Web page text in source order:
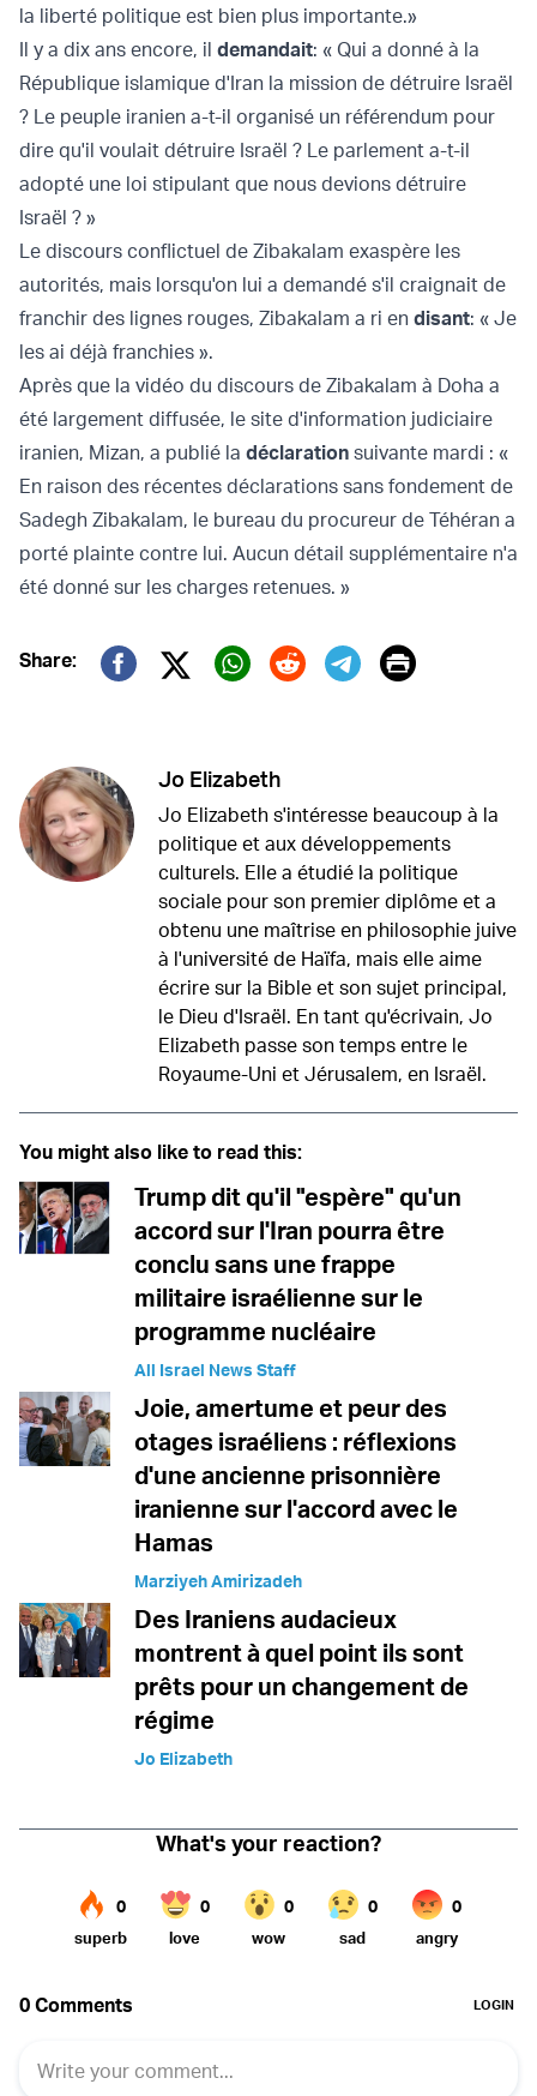
la liberté politique est bien plus importante.»
Il y a dix ans encore, il demandait: « Qui a donné à la
République islamique d'Iran la mission de détruire Israël
? Le peuple iranien a-t-il organisé un référendum pour
dire qu'il voulait détruire Israël ? Le parlement a-t-il
adopté une loi stipulant que nous devions détruire
Israël ? »
Le discours conflictuel de Zibakalam exaspère les
autorités, mais lorsqu'on lui a demandé s'il craignait de
franchir des lignes rouges, Zibakalam a ri en disant: « Je
les ai déjà franchies ».
Après que la vidéo du discours de Zibakalam à Doha a
été largement diffusée, le site d'information judiciaire
iranien, Mizan, a publié la déclaration suivante mardi : «
En raison des récentes déclarations sans fondement de
Sadegh Zibakalam, le bureau du procureur de Téhéran a
porté plainte contre lui. Aucun détail supplémentaire n'a
été donné sur les charges retenues. »
Share:
Twitter (X)
Print
Jo Elizabeth
Jo Elizabeth s'intéresse beaucoup à la
politique et aux développements
culturels. Elle a étudié la politique
sociale pour son premier diplôme et a
obtenu une maîtrise en philosophie juive
à l'université de Haïfa, mais elle aime
écrire sur la Bible et son sujet principal,
le Dieu d'Israël. En tant qu'écrivain, Jo
Elizabeth passe son temps entre le
Royaume-Uni et Jérusalem, en Israël.
You might also like to read this:
Trump dit qu'il "espère" qu'un
accord sur l'Iran pourra être
conclu sans une frappe
militaire israélienne sur le
programme nucléaire
All Israel News Staff
Joie, amertume et peur des
otages israéliens : réflexions
d'une ancienne prisonnière
iranienne sur l'accord avec le
Hamas
Marziyeh Amirizadeh
Des Iraniens audacieux
montrent à quel point ils sont
prêts pour un changement de
régime
Jo Elizabeth